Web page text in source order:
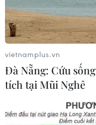
vietnamplus.vn
Đà Nẵng: Cứu
tích tại Mũi Nghê